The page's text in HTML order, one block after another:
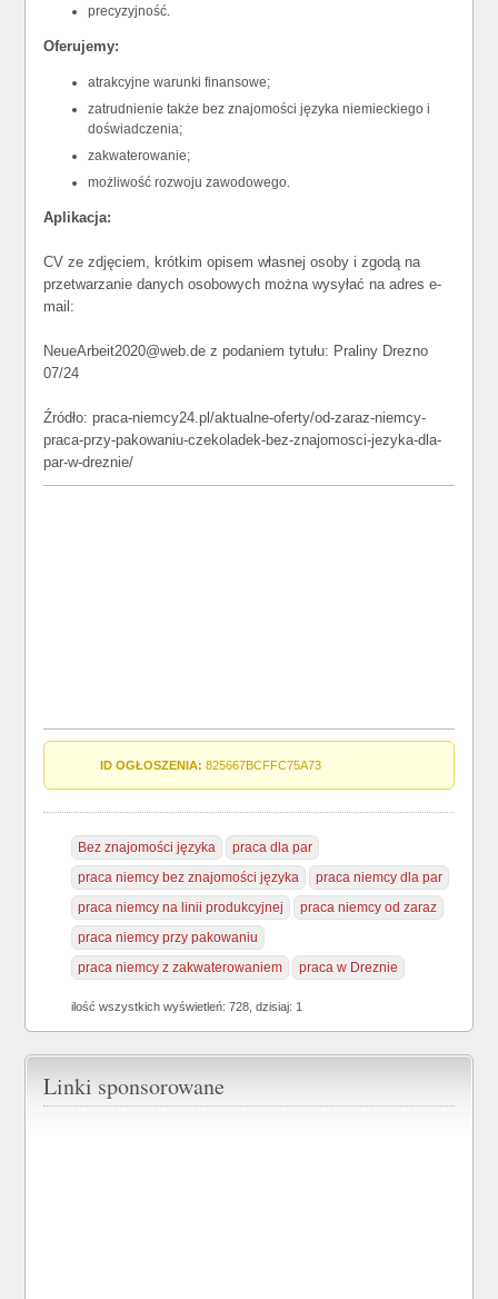
precyzyjność.
Oferujemy:
atrakcyjne warunki finansowe;
zatrudnienie także bez znajomości języka niemieckiego i
doświadczenia;
zakwaterowanie;
możliwość rozwoju zawodowego.
Aplikacja:
CV ze zdjęciem, krótkim opisem własnej osoby i zgodą na
przetwarzanie danych osobowych można wysyłać na adres e-
mail:
NeueArbeit2020@web.de z podaniem tytułu: Praliny Drezno
07/24
Źródło: praca-niemcy24.pl/aktualne-oferty/od-zaraz-niemcy-
praca-przy-pakowaniu-czekoladek-bez-znajomosci-jezyka-dla-
par-w-dreznie/
ID OGŁOSZENIA: 825667BCFFC75A73
Bez znajomości języka
praca dla par
praca niemcy bez znajomości języka
praca niemcy dla par
praca niemcy na linii produkcyjnej
praca niemcy od zaraz
praca niemcy przy pakowaniu
praca niemcy z zakwaterowaniem
praca w Dreznie
ilość wszystkich wyświetleń: 728, dzisiaj: 1
Linki sponsorowane